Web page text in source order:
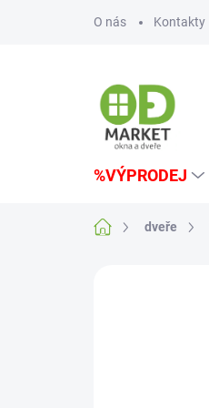
O nás Kontakty
%VÝPRODEJ
Domů dveře